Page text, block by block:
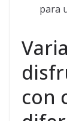
para
con